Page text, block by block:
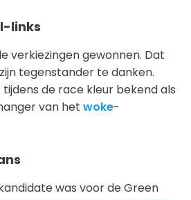
links
verkiezingen gewonnen. Dat
tegenstander te danken.
de race kleur bekend als
van het woke-
was voor de Green